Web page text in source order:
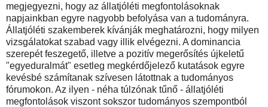
megjegyezni, hogy az állatjóléti megfontolásoknak
napjainkban egyre nagyobb befolyása van a tudományra.
Állatjóléti szakemberek kívánják meghatározni, hogy milyen
vizsgálatokat szabad vagy illik elvégezni. A dominancia
szerepét feszegető, illetve a pozitív megerősítés újkeletű
"egyeduralmát" esetleg megkérdőjelező kutatások egyre
kevésbé számítanak szívesen látottnak a tudományos
fórumokon. Az ilyen - néha túlzónak tűnő - állatjóléti
megfontolások viszont sokszor tudományos szempontból